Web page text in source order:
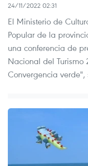
24/11/2022 02:31
El Ministerio de
Popular de la
una conferencia de
Nacional del Turismo
Convergencia